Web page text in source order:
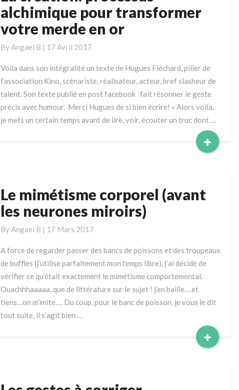
création:
processus
alchimique
pour
votre
merde
en
or
alchimique pour transformer
votre merde en or
ByAngael B | 17 Avril 2017
Voila dans son intégralité un texte de Hugues Fléchard, pilier de
l’association Kino, scénariste, réalisateur, acteur, bref slasheur de
talent. Son texte publié en post facebook fait résonner le geste
précis avec humour. Merci Hugues de si bien écrire! « Alors voilà,
je mets un certain temps avant de lire, voir, écouter un truc dont …
+Read
More
Le
mimétisme
corporel
(avant
neurones
miroirs)
Le mimétisme corporel (avant
les neurones miroirs)
ByAngael B | 17 Mars 2017
A force de regarder passer des bancs de poissons et des troupeaux
de buffles (j’utilise parfaitement mon temps libre), j’ai décidé de
vérifier ce qu’était exactement le mimétisme comportemental.
Ouachhhaaaaa..que de littérature sur le sujet ! j’en baille….et
tiens…on m’imite…. Du coup, pour le banc de poisson, je vous le dit
tout suite, il s’agit bien …
+Read
More
Les